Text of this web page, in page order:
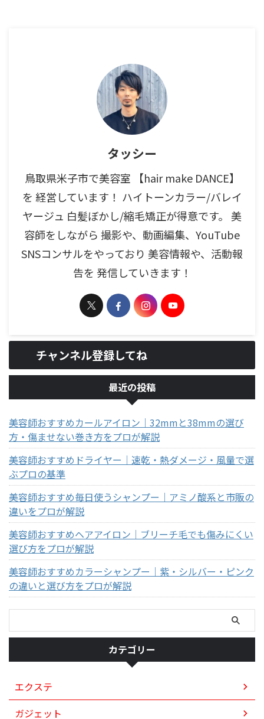
タッシー
鳥取県米子市で美容室 【hair make DANCE】
を 経営しています！ ハイトーンカラー/バレイ
ヤージュ 白髪ぼかし/縮毛矯正が得意です。 美
容師をしながら 撮影や、動画編集、YouTube
SNSコンサルをやっており 美容情報や、活動報
告を 発信していきます！
チャンネル登録してね
最近の投稿
美容師おすすめカールアイロン｜32mmと38mmの選び
方・傷ませない巻き方をプロが解説
美容師おすすめドライヤー｜速乾・熱ダメージ・風量で選
ぶプロの基準
美容師おすすめ毎日使うシャンプー｜アミノ酸系と市販の
違いをプロが解説
美容師おすすめヘアアイロン｜ブリーチ毛でも傷みにくい
選び方をプロが解説
美容師おすすめカラーシャンプー｜紫・シルバー・ピンク
の違いと選び方をプロが解説
カテゴリー
エクステ
ガジェット